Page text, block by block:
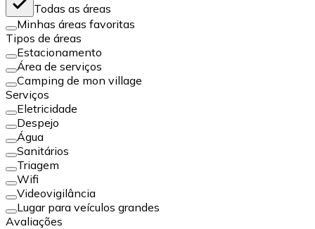
Todas as áreas
Minhas áreas favoritas
Tipos de áreas
Estacionamento
Área de serviços
Camping de mon village
Serviços
Eletricidade
Despejo
Água
Sanitários
Triagem
Wifi
Videovigilância
Lugar para veículos grandes
Avaliações